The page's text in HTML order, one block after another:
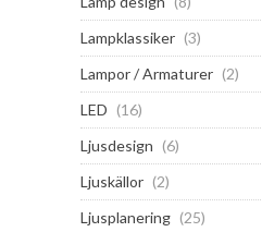
Lampklassiker (3)
Lampor / Armaturer (2)
LED (16)
Ljusdesign (6)
Ljuskällor (2)
Ljusplanering (25)